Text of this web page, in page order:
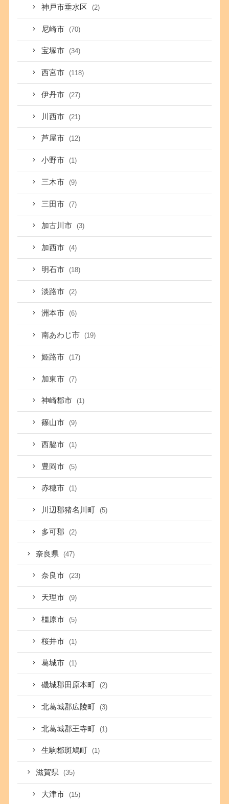
神戸市垂水区 (2)
尼崎市 (70)
宝塚市 (34)
西宮市 (118)
伊丹市 (27)
川西市 (21)
芦屋市 (12)
小野市 (1)
三木市 (9)
三田市 (7)
加古川市 (3)
加西市 (4)
明石市 (18)
淡路市 (2)
洲本市 (6)
南あわじ市 (19)
姫路市 (17)
加東市 (7)
神崎郡市 (1)
篠山市 (9)
西脇市 (1)
豊岡市 (5)
赤穂市 (1)
川辺郡猪名川町 (5)
多可郡 (2)
奈良県 (47)
奈良市 (23)
天理市 (9)
橿原市 (5)
桜井市 (1)
葛城市 (1)
磯城郡田原本町 (2)
北葛城郡広陵町 (3)
北葛城郡王寺町 (1)
生駒郡斑鳩町 (1)
滋賀県 (35)
大津市 (15)